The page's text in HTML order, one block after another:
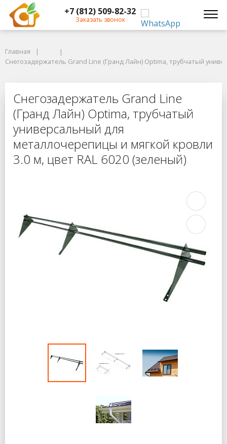
+7 (812) 509-82-32
Заказать звонок
Снегозадержатель Grand Line (Гранд Лайн) Optima, трубчатый
Снегозадержатель Grand Line
Главная
Снегозадержатель Grand Line (Гранд Лайн) Optima, трубчатый
Снегозадержатель Grand Line
(Гранд Лайн) Optima, трубчатый
универсальный для
металлочерепицы и мягкой кровли
3.0 м, цвет RAL 6020 (зеленый)